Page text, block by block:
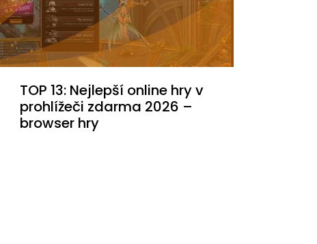
TOP 13: Nejlepší online hry v
prohlížeči zdarma 2026 –
browser hry